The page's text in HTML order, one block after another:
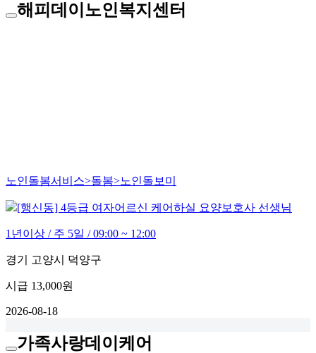
해피데이노인복지센터
노인돌봄서비스>돌봄>노인돌보미
[행신동] 4등급 여자어르신 케어하실 요양보호사 선생님
1년이상 / 주 5일 / 09:00 ~ 12:00
경기 고양시 덕양구
시급 13,000원
2026-08-18
가족사랑데이케어